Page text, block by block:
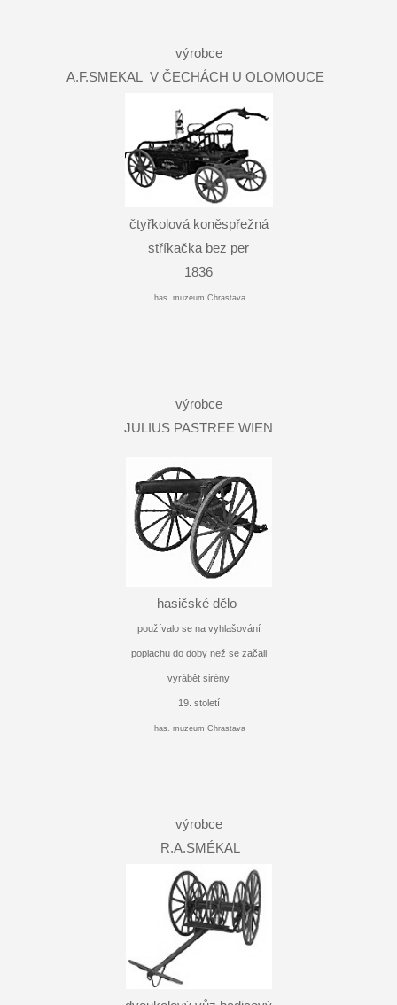
výrobce
A.F.SMEKAL V ČECHÁCH U OLOMOUCE
čtyřkolová koněspřežná
stříkačka bez per
1836
has. muzeum Chrastava
výrobce
JULIUS PASTREE WIEN
hasičské dělo
používalo se na vyhlašování
poplachu do doby než se začali
vyrábět sirény
19. století
has. muzeum Chrastava
výrobce
R.A.SMÉKAL